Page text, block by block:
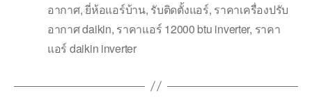
อากาศ,ยี่ห้อแอร์บ้าน, รับติดตั้งแอร์, ราคาเครื่องปรับ
อากาศ daikin, ราคาแอร์ 12000 btu inverter, ราคา
แอร์ daikin inverter